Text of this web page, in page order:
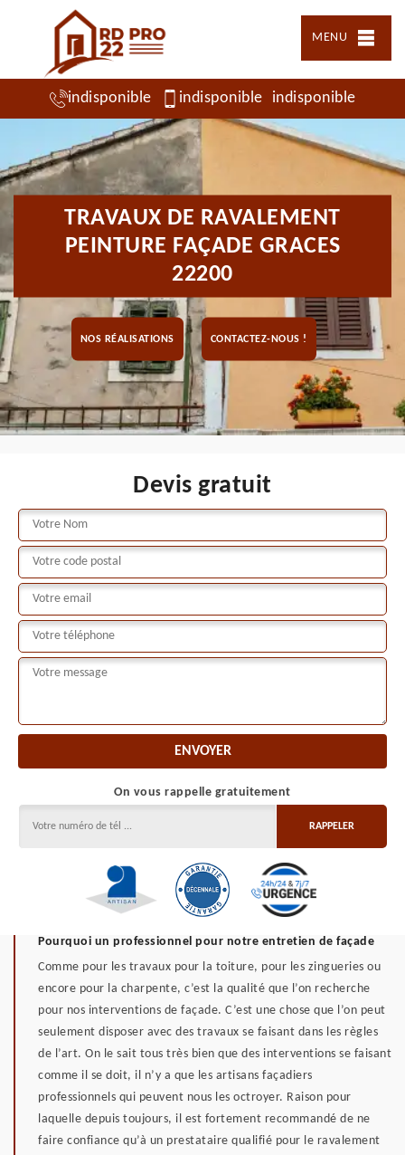
MENU
indisponible indisponible indisponible
TRAVAUX DE RAVALEMENT
PEINTURE FAÇADE GRACES
22200
NOS RÉALISATIONS CONTACTEZ-NOUS !
Devis gratuit
On vous rappelle gratuitement
Pourquoi un professionnel pour notre entretien de façade
Comme pour les travaux pour la toiture, pour les zingueries ou
encore pour la charpente, c’est la qualité que l’on recherche
pour nos interventions de façade. C’est une chose que l’on peut
seulement disposer avec des travaux se faisant dans les règles
de l’art. On le sait tous très bien que des interventions se faisant
comme il se doit, il n’y a que les artisans façadiers
professionnels qui peuvent nous les octroyer. Raison pour
laquelle depuis toujours, il est fortement recommandé de ne
faire confiance qu’à un prestataire qualifié pour le ravalement